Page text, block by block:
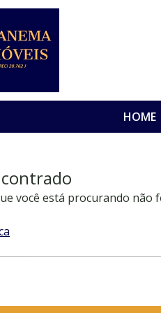
HOME
você está procurando não